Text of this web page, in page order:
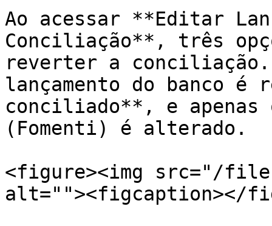
Ao acessar **Editar
Conciliação**, três
reverter a conciliação.
lançamento do banco é
conciliado**, e apenas
(Fomenti) é alterado.
<figure><img src="/files/
alt=""><figcaption></